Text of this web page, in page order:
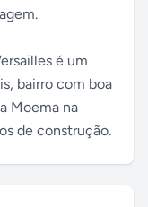
é um
bairro com boa
Moema na
de construção.